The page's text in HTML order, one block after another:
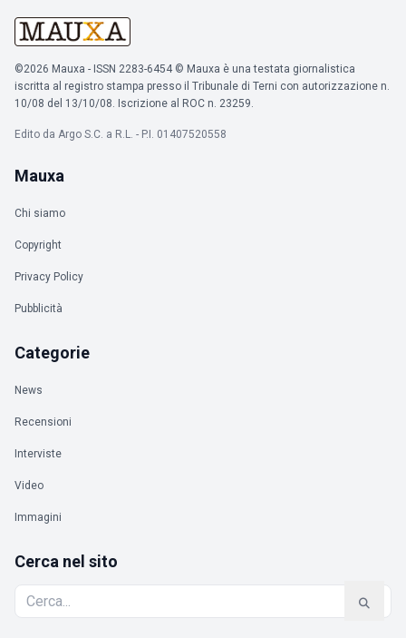
©2026 Mauxa - ISSN 2283-6454 © Mauxa è una testata giornalistica
iscritta al registro stampa presso il Tribunale di Terni con autorizzazione n.
10/08 del 13/10/08. Iscrizione al ROC n. 23259.
Edito da Argo S.C. a R.L. - P.I. 01407520558
Mauxa
Chi siamo
Copyright
Privacy Policy
Pubblicità
Categorie
News
Recensioni
Interviste
Video
Immagini
Cerca nel sito